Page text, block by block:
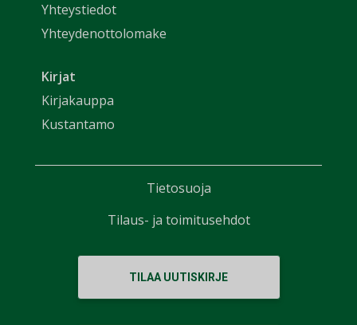
Yhteystiedot
Yhteydenottolomake
Kirjat
Kirjakauppa
Kustantamo
TILAA UUTISKIRJE
Tietosuoja
Tilaus- ja toimitusehdot